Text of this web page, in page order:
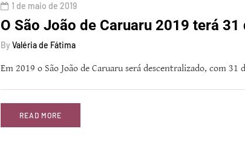
1 de maio de 2019
O São João de Caruaru 2019 terá
By Valéria de Fátima
Em 2019 o São João de Caruaru será descentralizado, com 31
READ MORE